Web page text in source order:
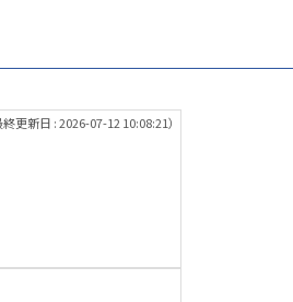
終更新日 : 2026-07-12 10:08:21）